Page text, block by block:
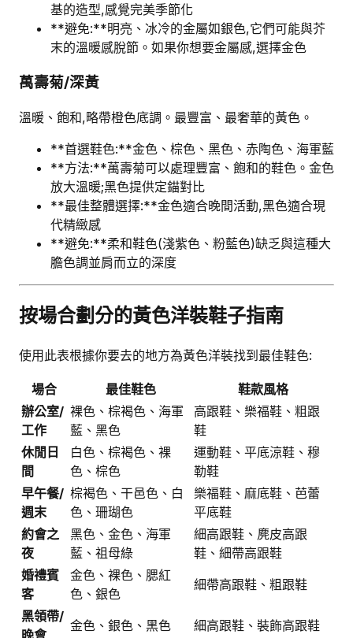
基的造型,感覺完美季節化
**避免:**明亮、冰冷的金屬如銀色,它們可能與芥
末的溫暖感脫節。如果你想要金屬感,選擇金色
萬壽菊/深黃
溫暖、飽和,略帶橙色底調。最豐富、最奢華的黃色。
**首選鞋色:**金色、棕色、黑色、赤陶色、海軍藍
**方法:**萬壽菊可以處理豐富、飽和的鞋色。金色
放大溫暖;黑色提供定錨對比
**最佳整體選擇:**金色適合晚間活動,黑色適合現
代精緻感
**避免:**柔和鞋色(淺紫色、粉藍色)缺乏與這種大
膽色調並肩而立的深度
按場合劃分的黃色洋裝鞋子指南
使用此表根據你要去的地方為黃色洋裝找到最佳鞋色:
場合 最佳鞋色
鞋款風格
辦公室/
工作
裸色、棕褐色、海軍
藍、黑色
高跟鞋、樂福鞋、粗跟
鞋
休閒日
間
白色、棕褐色、裸
色、棕色
運動鞋、平底涼鞋、穆
勒鞋
早午餐/
週末
棕褐色、干邑色、白
色、珊瑚色
樂福鞋、麻底鞋、芭蕾
平底鞋
約會之
夜
黑色、金色、海軍
藍、祖母綠
細高跟鞋、麂皮高跟
鞋、細帶高跟鞋
婚禮賓
客
金色、裸色、腮紅
色、銀色
細帶高跟鞋、粗跟鞋
黑領帶/
金色、銀色、黑色 細高跟鞋、裝飾高跟鞋